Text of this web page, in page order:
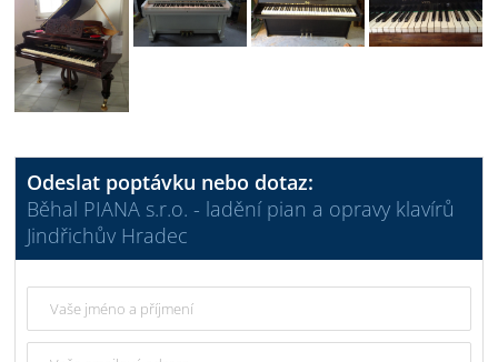
Odeslat poptávku nebo dotaz:
Běhal PIANA s.r.o. - ladění pian a opravy klavírů
Jindřichův Hradec